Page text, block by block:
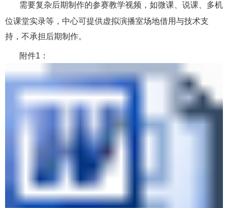
需要复杂后期制作的参赛教学视频，如微课、说课、多机
位课堂实录等 ，中心可提供虚拟演播室场地借用与技术支
持，不承担后期制作。
附件1：